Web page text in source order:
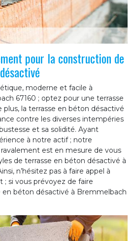
pour la construction de
moderne et facile à
67160 ; optez pour une terrasse
la terrasse en béton désactivé
contre les diverses intempéries
et sa solidité. Ayant
à notre actif ; notre
est en mesure de vous
de terrasse en béton désactivé à
n’hésitez pas à faire appel à
si vous prévoyez de faire
en béton désactivé à Bremmelbach